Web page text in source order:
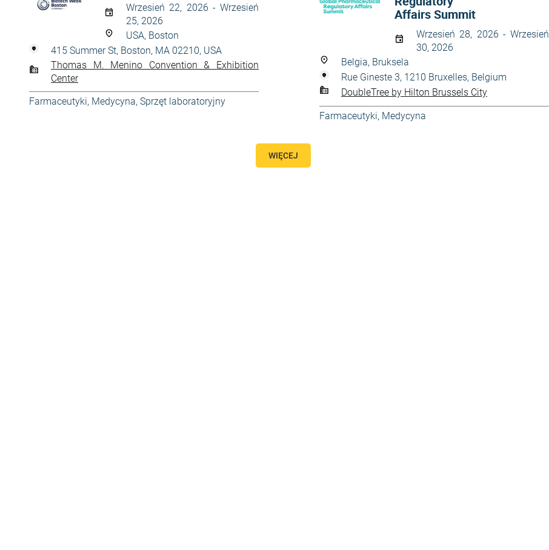
Wrzesień 22, 2026 - Wrzesień
25, 2026
USA, Boston
415 Summer St, Boston, MA 02210, USA
Thomas M. Menino Convention & Exhibition
Center
Farmaceutyki, Medycyna, Sprzęt laboratoryjny
Affairs Summit
Wrzesień 28, 2026 - Wrzesień
30, 2026
Belgia, Bruksela
Rue Gineste 3, 1210 Bruxelles, Belgium
DoubleTree by Hilton Brussels City
Farmaceutyki, Medycyna
WIĘCEJ